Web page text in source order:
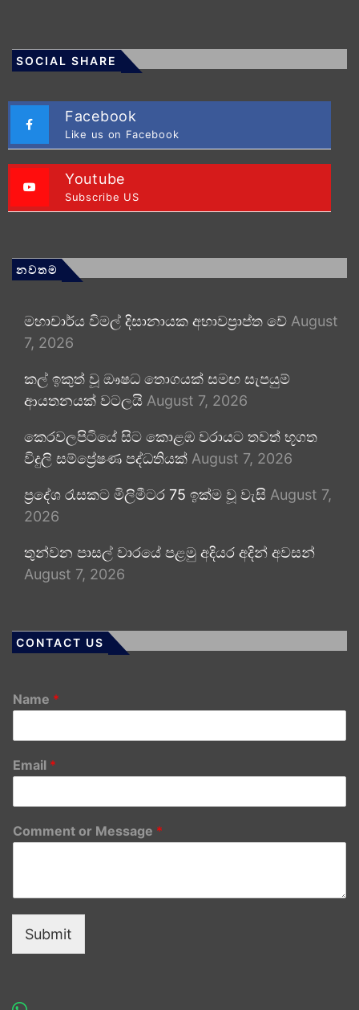
SOCIAL SHARE
Facebook
Like us on Facebook
Youtube
Subscribe US
නවතම
මහාචාර්ය විමල් දිසානායක අභාවප්‍රාප්ත වේ August
7, 2026
කල් ඉකුත් වූ ඖෂධ තොගයක් සමඟ සැපයුම්
ආයතනයක් වටලයි August 7, 2026
කෙරවලපිටියේ සිට කොළඹ වරායට තවත් භූගත
විදුලි සම්ප්‍රේෂණ පද්ධතියක් August 7, 2026
ප්‍රදේශ රැසකට මිලිමීටර 75 ඉක්ම වූ වැසි August 7,
2026
තුන්වන පාසල් වාරයේ පළමු අදියර අදින් අවසන්
August 7, 2026
CONTACT US
Name *
Email *
Comment or Message *
Submit